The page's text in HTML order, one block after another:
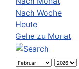
Nach Woche
Heute
Gehe zu Monat